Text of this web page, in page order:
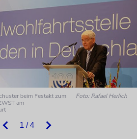
1 / 4
beim Festakt zum
am
Foto: Rafael Herlich